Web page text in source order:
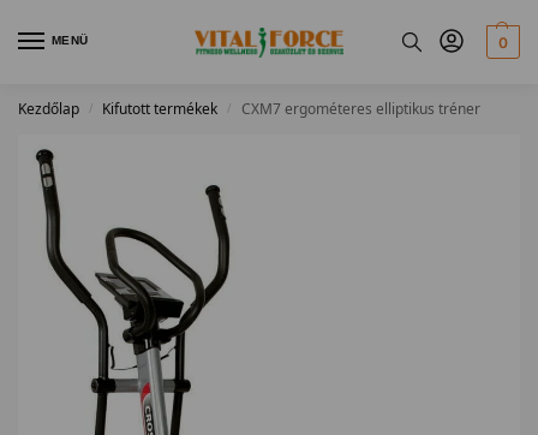
MENÜ 0
Kezdőlap / Kifutott termékek / CXM7 ergométeres elliptikus tréner